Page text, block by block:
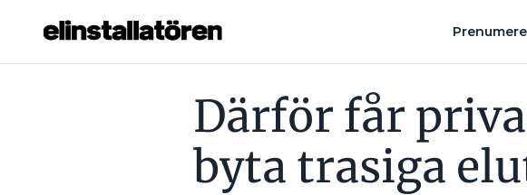
Hantera prenumeration
Därför får
byta trasiga
DÄRFÖR FÅR PRIVATPERSONER BYTA TRASIGA ELUTTAG SJÄLVA